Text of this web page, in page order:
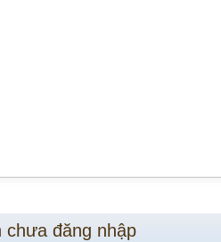
chưa đăng nhập